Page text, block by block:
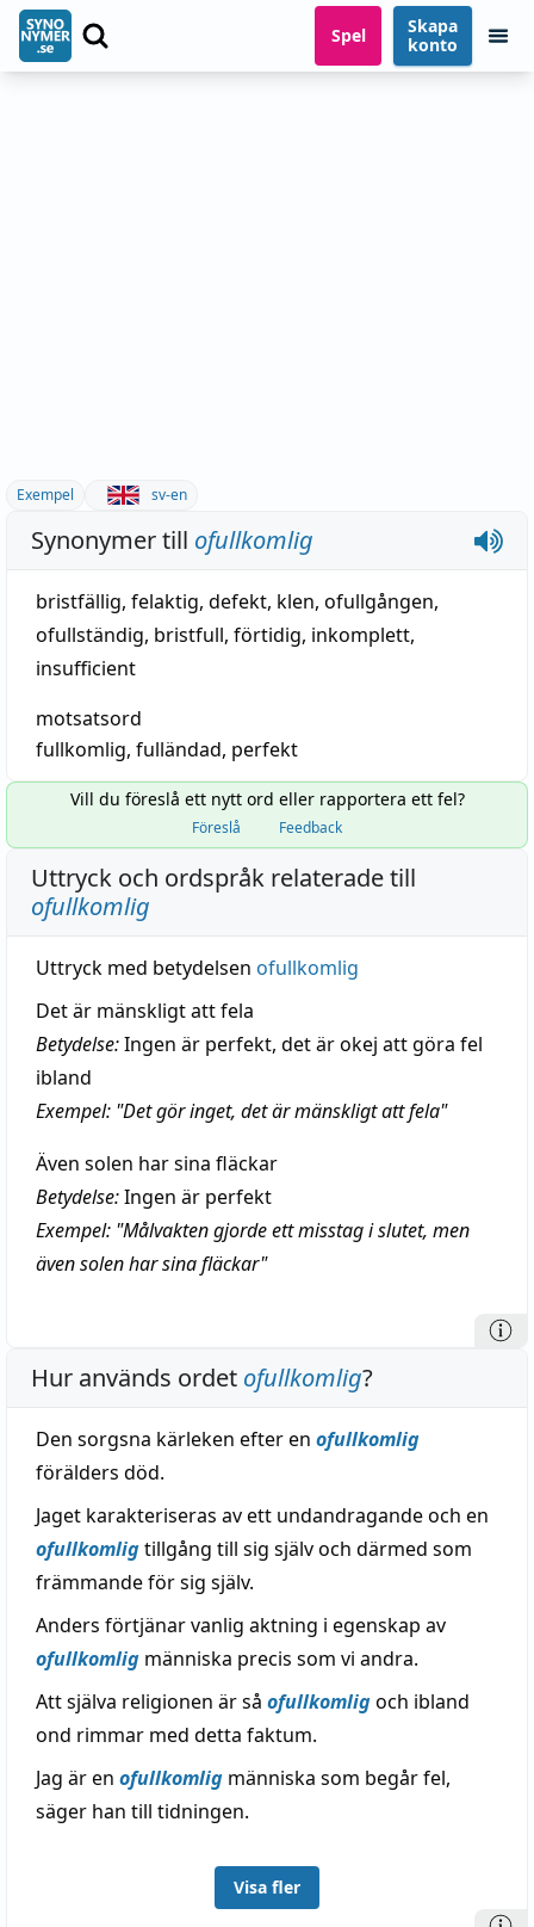
Spel
Skapa
konto
Exempel sv-en
Synonymer till ofullkomlig
bristfällig, felaktig, defekt, klen, ofullgången,
ofullständig, bristfull, förtidig, inkomplett,
insufficient
motsatsord
fullkomlig, fulländad, perfekt
Vill du föreslå ett nytt ord eller rapportera ett fel?
Föreslå Feedback
Uttryck och ordspråk relaterade till
ofullkomlig
Uttryck med betydelsen ofullkomlig
Det är mänskligt att fela
Betydelse:Ingen är perfekt, det är okej att göra fel
ibland
Exempel: "Det gör inget, det är mänskligt att fela"
Även solen har sina fläckar
Betydelse:Ingen är perfekt
Exempel: "Målvakten gjorde ett misstag i slutet, men
även solen har sina fläckar"
Hur används ordet ofullkomlig?
Den sorgsna kärleken efter en ofullkomlig
förälders död.
Jaget karakteriseras av ett undandragande och en
ofullkomligtillgång till sig själv och därmed som
främmande för sig själv.
Anders förtjänar vanlig aktning i egenskap av
ofullkomlig människa precis som vi andra.
Att själva religionen är så ofullkomligoch ibland
ond rimmar med detta faktum.
Jag är en ofullkomlig människa som begår fel,
säger han till tidningen.
Visa fler